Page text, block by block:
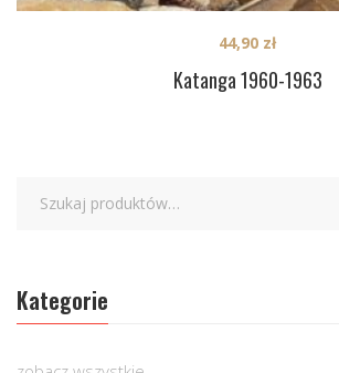
Katanga 1960-1963
44,90 zł
Kategorie